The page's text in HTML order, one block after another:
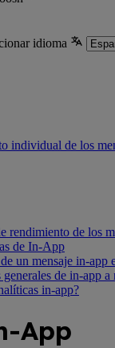
idioma
individual de los
rendimiento de los
de In-App
un mensaje in-app
de in-app a
in-app?
App